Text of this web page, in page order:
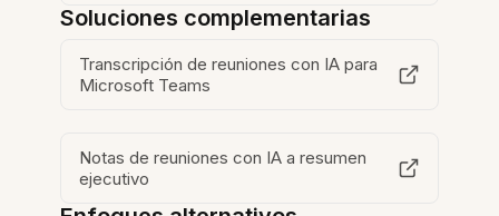
Soluciones complementarias
Transcripción de reuniones con IA para
Microsoft Teams
Notas de reuniones con IA a resumen
ejecutivo